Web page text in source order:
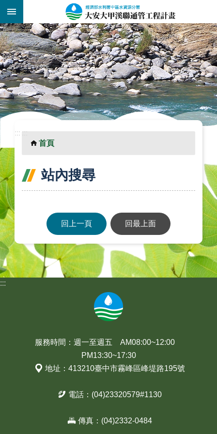
跳到主要內容區塊
::: _
::: :::
首頁
站內搜尋
回上一頁 回最上面
:::
服務時間：週一至週五 AM08:00~12:00
PM13:30~17:30
地址：413210臺中市霧峰區峰堤路195號
電話：(04)23320579#1130
傳真：(04)2332-0484